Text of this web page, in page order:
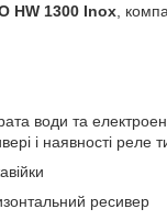
HW 1300 Inox ,
води та
і наявності реле
ресивер